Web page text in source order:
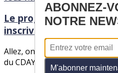
Le programme du
inscrivez-vous vite !
Allez, on a levé le voile sur le
du CDAY 2026.Vous pouvez le
ABONNEZ-
NOTRE
M'abonner